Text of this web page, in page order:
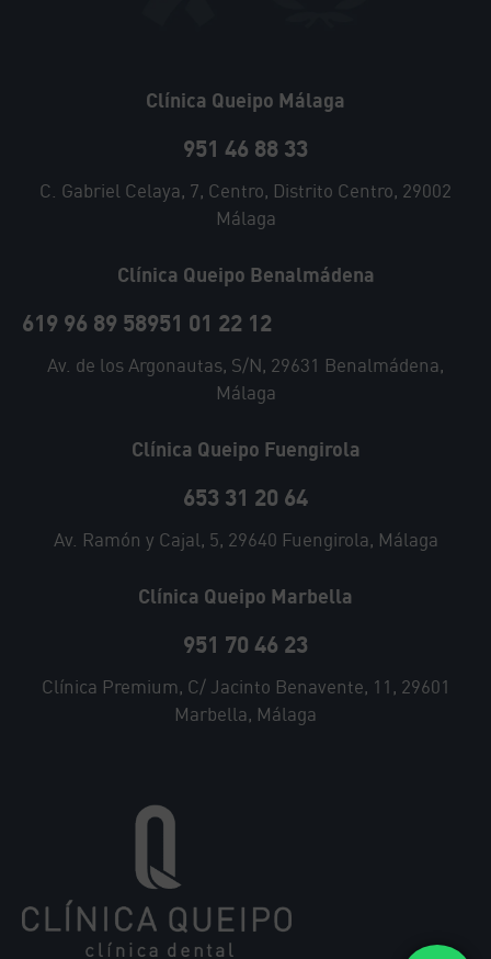
Clínica Queipo Málaga
951 46 88 33
C. Gabriel Celaya, 7, Centro, Distrito Centro, 29002
Málaga
Clínica Queipo Benalmádena
619 96 89 58951 01 22 12
Av. de los Argonautas, S/N, 29631 Benalmádena,
Málaga
Clínica Queipo Fuengirola
653 31 20 64
Av. Ramón y Cajal, 5, 29640 Fuengirola, Málaga
Clínica Queipo Marbella
951 70 46 23
Clínica Premium, C/ Jacinto Benavente, 11, 29601
Marbella, Málaga